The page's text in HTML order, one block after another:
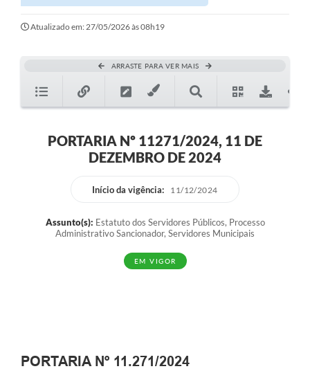
Atualizado em: 27/05/2026 às 08h19
ARRASTE PARA VER MAIS
PORTARIA Nº 11271/2024, 11 DE
DEZEMBRO DE 2024
Início da vigência: 11/12/2024
Assunto(s): Estatuto dos Servidores Públicos, Processo
Administrativo Sancionador, Servidores Municipais
EM VIGOR
PORTARIA Nº 11.271/2024